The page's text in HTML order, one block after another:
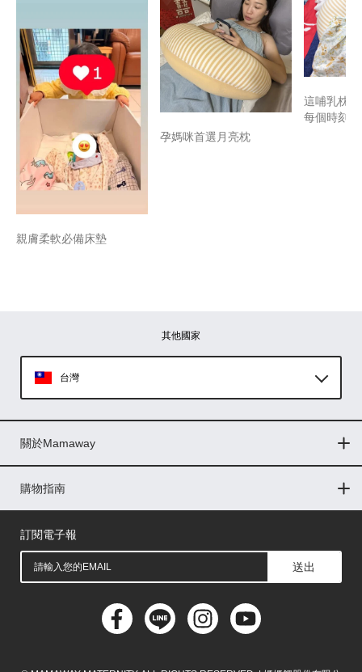
親膚柔軟必備床墊
孕媽咪首選月亮枕
這哺乳枕
每個時刻~
其他國家
台灣
印尼
馬來西亞
關於Mamaway
門市據點
最新消息
品牌故事
人力招募
媒體花絮
隱私權聲明
CSR企業社會責任
購物指南
購物常見問題
退換貨問題
儲值金使用條款
購買儲值金
發票問題
會員權益
線上留言
吸乳器-免費體驗
訂閱電子報
送出